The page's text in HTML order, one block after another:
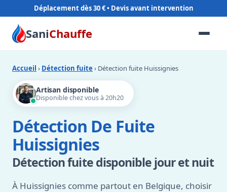
Déplacement dès 30 €
SaniChauffe
Accueil › Détection fuite › Détection fuite Huissignies
Artisan disponible
Disponible chez vous à 20h20
Détection De Fuite
Huissignies
Détection fuite disponible jour et nuit
À Huissignies comme partout en Belgique, choisir